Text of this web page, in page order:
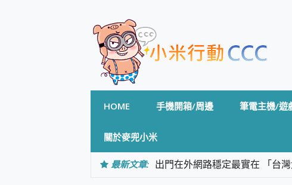
HOME 手機開箱/周邊 筆電主機/遊
關於麥兜小米
最新文章: 出門在外網路穩定最實在 「台